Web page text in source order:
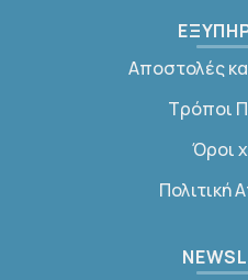
Αποστολές
Τρόποι
Όροι
Πολιτική